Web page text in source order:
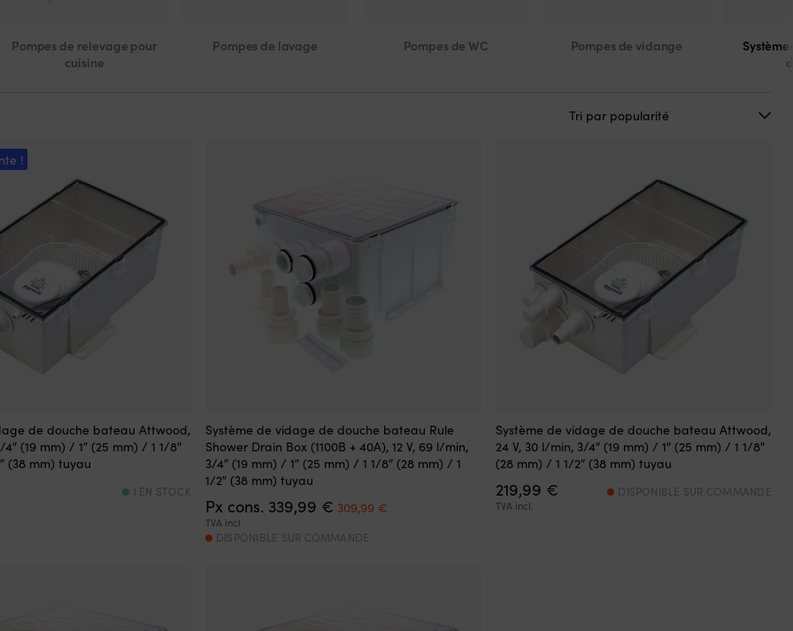
Pompes de relevage pour
cuisine
Pompes de lavage Pompes de WC Pompes de vidange
!
de douche bateau Attwood,
4″ (19 mm) / 1″ (25 mm) / 1 1/8″
(38 mm) tuyau
1 EN STOCK
Système de vidage de douche bateau Rule
Shower Drain Box (1100B + 40A), 12 V, 69 l/min,
3/4″ (19 mm) / 1″ (25 mm) / 1 1/8″ (28 mm) / 1
1/2″ (38 mm) tuyau
Px cons. 339,99 € Le
prix
initial
309,99 €Le
TVA incl.
DISPONIBLE SUR COMMANDE
Système de vidage de douche bateau Attwood,
24 V, 30 l/min, 3/4″ (19 mm) / 1″ (25 mm) / 1 1/8″
(28 mm) / 1 1/2″ (38 mm) tuyau
219,99 €
TVA incl.
DISPONIBLE SUR COMMANDE